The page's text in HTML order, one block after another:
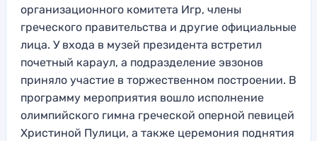
организационного комитета Игр, члены
греческого правительства и другие официальные
лица. У входа в музей президента встретил
почетный караул, а подразделение эвзонов
приняло участие в торжественном построении. В
программу мероприятия вошло исполнение
олимпийского гимна греческой оперной певицей
Христиной Пулици, а также церемония поднятия